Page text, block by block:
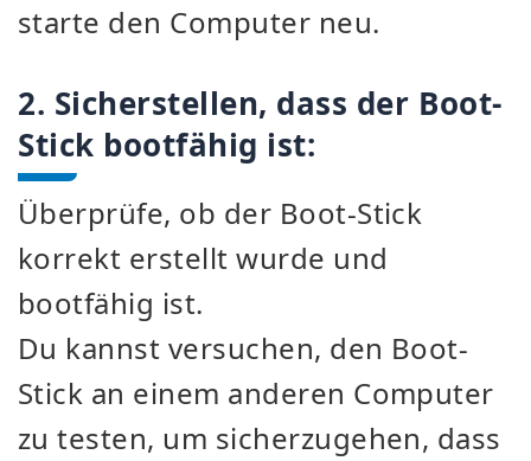
starte den Computer neu.
2. Sicherstellen, dass der Boot-
Stick bootfähig ist:
Überprüfe, ob der Boot-Stick
korrekt erstellt wurde und
bootfähig ist.
Du kannst versuchen, den Boot-
Stick an einem anderen Computer
zu testen, um sicherzugehen, dass